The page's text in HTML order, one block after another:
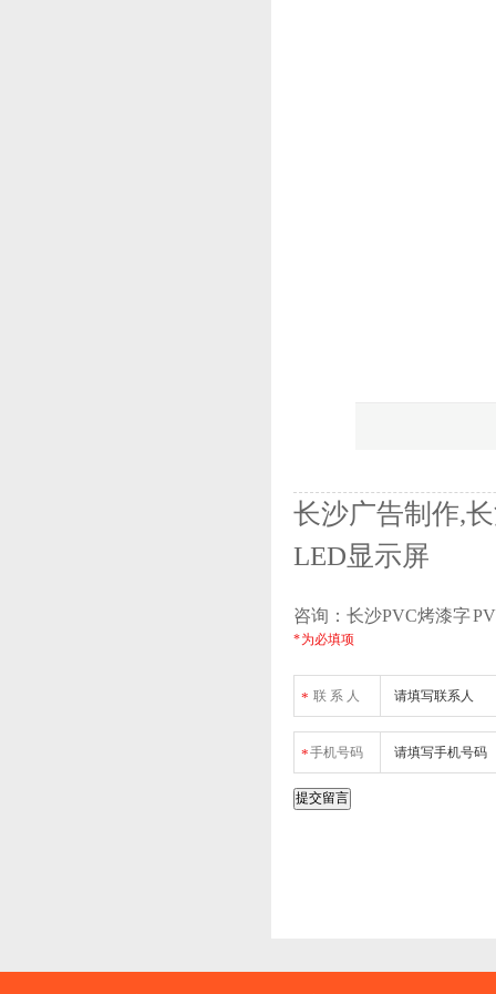
长沙广告制作,
LED显示屏
咨询：长沙PVC烤漆字
* 为必填项
* 联 系 人
*手机号码